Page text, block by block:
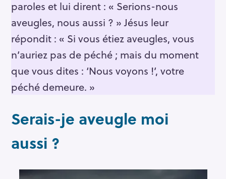
paroles et lui dirent : « Serions-nous
aveugles, nous aussi ? » Jésus leur
répondit : « Si vous étiez aveugles, vous
n’auriez pas de péché ; mais du moment
que vous dites : ‘Nous voyons !’, votre
péché demeure. »
Serais-je aveugle moi
aussi ?